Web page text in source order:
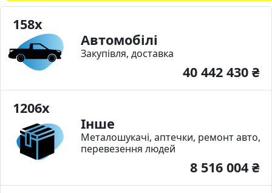
158x
Автомобілі
Закупівля, доставка
40 442 430 ₴
1206x
Інше
Металошукачі, аптечки, ремонт авто,
перевезення людей
8 516 004 ₴